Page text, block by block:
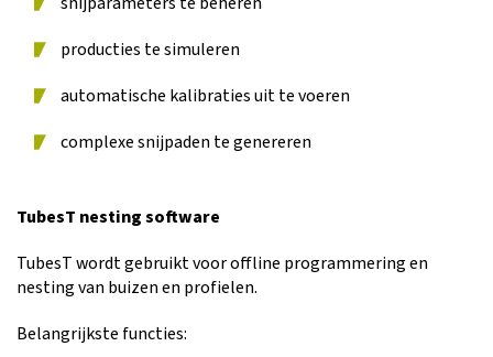
producties te simuleren
automatische kalibraties uit te voeren
complexe snijpaden te genereren
TubesT nesting software
TubesT wordt gebruikt voor offline programmering en
nesting van buizen en profielen.
Belangrijkste functies: